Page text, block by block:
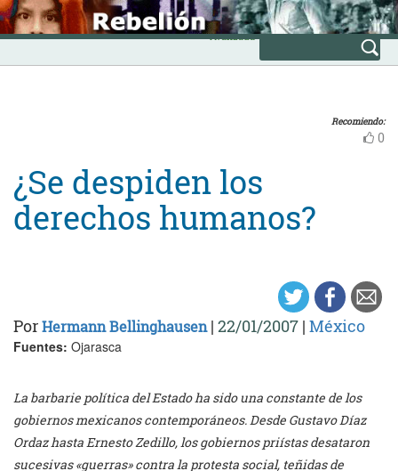
Skip
to
content
INICIO
Avanzada
Recomiendo:
0
¿Se despiden los
derechos humanos?
PorHermann Bellinghausen| 22/01/2007 | México
Fuentes: Ojarasca
La barbarie política del Estado ha sido una constante de los
gobiernos mexicanos contemporáneos. Desde Gustavo Díaz
Ordaz hasta Ernesto Zedillo, los gobiernos priístas desataron
sucesivas «guerras» contra la protesta social, teñidas de